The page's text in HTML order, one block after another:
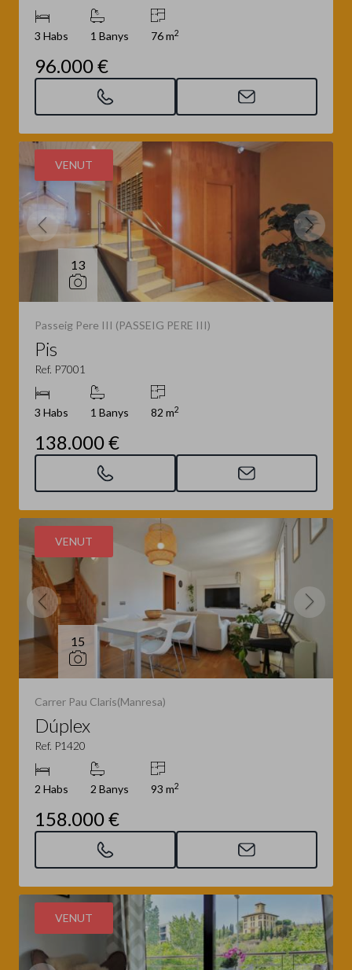
3 Habs 1 Banys 76 m2
96.000 €
VENUT
13
Passeig Pere III (PASSEIG PERE III)
Pis
Ref. P7001
3 Habs 1 Banys 82 m2
138.000 €
VENUT
15
Carrer Pau Claris(Manresa)
Dúplex
Ref. P1420
2 Habs 2 Banys 93 m2
158.000 €
VENUT